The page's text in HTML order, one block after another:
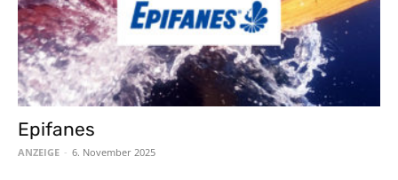
Epifanes
ANZEIGE - 6. November 2025